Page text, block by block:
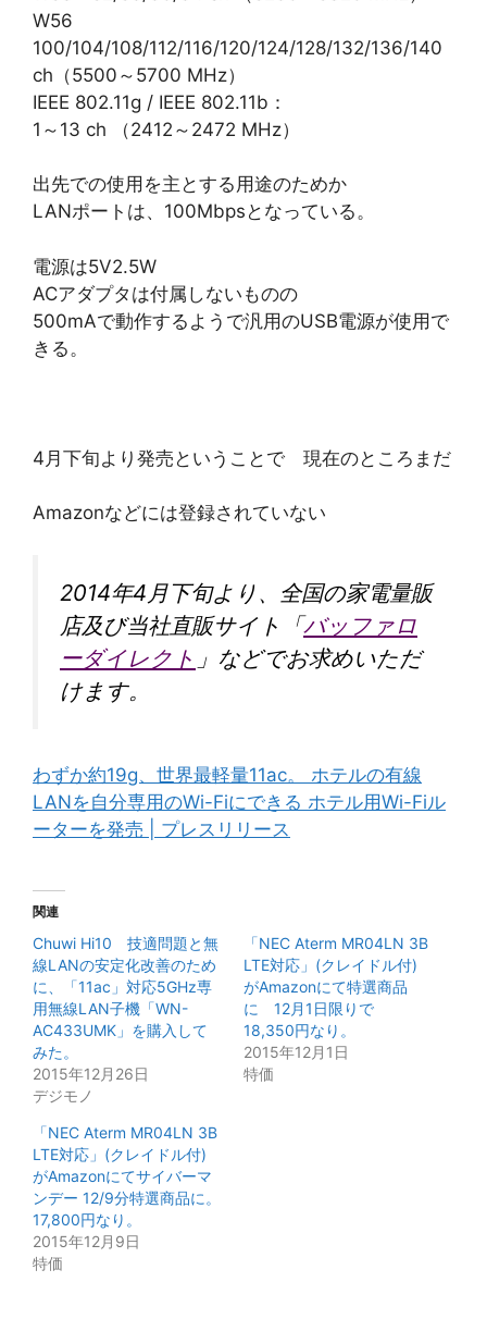
W56
100/104/108/112/116/120/124/128/132/136/140
ch（5500～5700 MHz）
IEEE 802.11g / IEEE 802.11b：
1～13 ch （2412～2472 MHz）
出先での使用を主とする用途のためか
LANポートは、100Mbpsとなっている。
電源は5V2.5W
ACアダプタは付属しないものの
500mAで動作するようで汎用のUSB電源が使用で
きる。
4月下旬より発売ということで 現在のところまだ
Amazonなどには登録されていない
2014年4月下旬より、全国の家電量販
店及び当社直販サイト「バッファロ
ーダイレクト 」などでお求めいただ
けます。
わずか約19g、世界最軽量11ac。 ホテルの有線
LANを自分専用のWi-Fiにできる ホテル用Wi-Fiル
ーターを発売 | プレスリリース
関連
Chuwi Hi10 技適問題と無
線LANの安定化改善のため
に、「11ac」対応5GHz専
用無線LAN子機「WN-
AC433UMK」を購入して
みた。
2015年12月26日
デジモノ
「NEC Aterm MR04LN 3B
LTE対応」(クレイドル付)
がAmazonにて特選商品
に 12月1日限りで
18,350円なり。
2015年12月1日
特価
「NEC Aterm MR04LN 3B
LTE対応」(クレイドル付)
がAmazonにてサイバーマ
ンデー 12/9分特選商品に。
17,800円なり。
2015年12月9日
特価